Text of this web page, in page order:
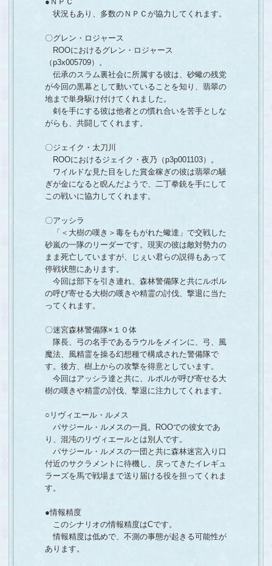
状況もあり、多数のＮＰＣが協力してくれます。
〇グレン・ロジャース
ROOにおけるグレン・ロジャース
（p3x005709）。
伝承のスラム裏社会に所属する彼は、砂蠍の残党
が今回の黒幕として動いていることを知り、翡翠の
地まで単身駆け付けてくれました。
剣を手にする彼は他者との慣れ合いを苦手としな
がらも、共闘してくれます。
〇ジェイク・太刀川
ROOにおけるジェイク・夜乃（p3p001103）。
ワイルドな見た目をした賞金稼ぎの彼は翡翠の騒
ぎが金になると睨んだようで、二丁拳銃を手にして
この戦いに協力してくれます。
〇アッシラ
「＜大樹の嘆き＞毒をもがれた蠍達」で交戦した
砂嵐の一隊のリーダーです。現実の彼は敵対勢力の
まま死亡していますが、じぇい君らの説得もあって
停戦状態にあります。
今回は部下を引き連れ、森林警備隊と共にルボル
の呼び寄せる大樹の嘆きや精霊の討伐、撃退に当た
ってくれます。
〇迷宮森林警備隊×１０体
隊長、弓の名手であるラウルをメインに、弓、風
魔法、風精霊を操る幻想種で構成された警備隊で
す。後方、樹上からの攻撃を得意としています。
今回はアッシラ達と共に、ルボルが呼び寄せる大
樹の嘆きや精霊の討伐、撃退に注力してくれます。
○リヴィエール・ルメス
パサジール・ルメスの一員。ROOでの彼女であ
り、混沌のリヴィエールとは別人です。
パサジール・ルメスの一団と共に森林迷宮入り口
付近のサクラメントに待機し、戻ってきたイレギュ
ラーズを馬で戦場まで送り届ける役を担ってくれま
す。
●情報精度
このシナリオの情報精度はCです。
情報精度は低めで、不測の事態が起きる可能性が
あります。